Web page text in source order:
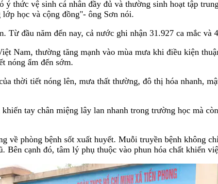
thức vệ sinh cá nhân đầy đủ và thường sinh hoạt tập
học và cộng đồng"- ông Sơn nói.
Từ đầu năm đến nay, cả nước ghi nhận 31.927 ca mắc
Nam, thường tăng mạnh vào mùa mưa khi điều kiện
nóng ẩm đến sớm.
thời tiết nóng lên, mưa thất thường, đô thị hóa nhanh,
tay chân miệng lây lan nhanh trong trường học mà
về phòng bệnh sốt xuất huyết. Muỗi truyền bệnh không
Bên cạnh đó, tâm lý phụ thuộc vào phun hóa chất khiến